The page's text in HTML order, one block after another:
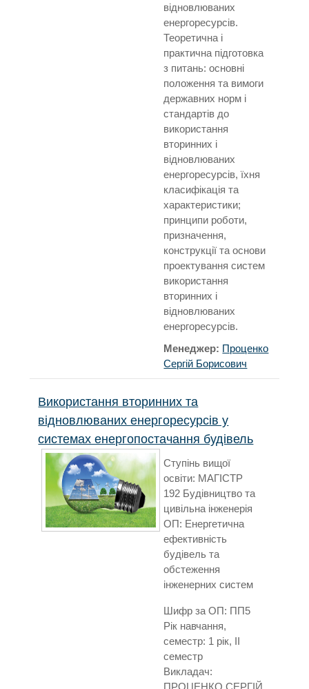
відновлюваних
енергоресурсів.
Теоретична і
практична підготовка
з питань: основні
положення та вимоги
державних норм і
стандартів до
використання
вторинних і
відновлюваних
енергоресурсів, їхня
класифікація та
характеристики;
принципи роботи,
призначення,
конструкції та основи
проектування систем
використання
вторинних і
відновлюваних
енергоресурсів.
Менеджер: Проценко
Сергій Борисович
Використання вторинних та
відновлюваних енергоресурсів у
системах енергопостачання будівель
Ступінь вищої
освіти: МАГІСТР
192 Будівництво та
цивільна інженерія
ОП: Енергетична
ефективність
будівель та
обстеження
інженерних систем
Шифр за ОП: ПП5
Рік навчання,
семестр: 1 рік, ІІ
семестр
Викладач:
ПРОЦЕНКО СЕРГІЙ